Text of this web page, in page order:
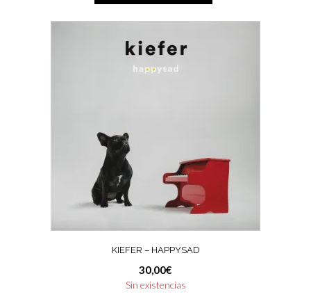
KIEFER – HAPPYSAD
30,00€
Sin existencias